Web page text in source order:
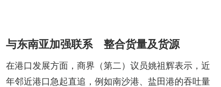
与东南亚加强联系 整合货量及货源
在港口发展方面，商界（第二）议员姚祖辉表示，近
年邻近港口急起直追，例如南沙港、盐田港的吞吐量